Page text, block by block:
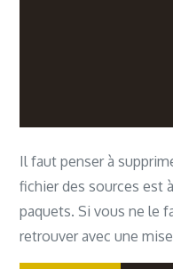
Il faut penser à
fichier des sources est
paquets. Si vous ne le
retrouver avec une